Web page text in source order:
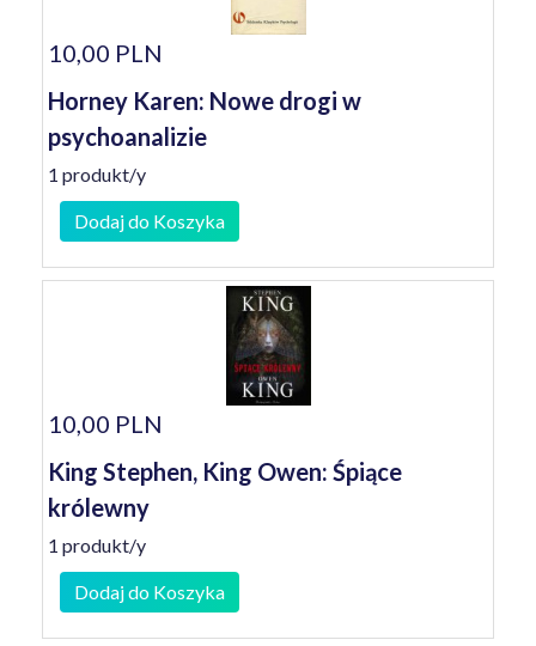
10,00 PLN
Horney Karen: Nowe drogi w
psychoanalizie
1 produkt/y
Dodaj do Koszyka
10,00 PLN
King Stephen, King Owen: Śpiące
królewny
1 produkt/y
Dodaj do Koszyka